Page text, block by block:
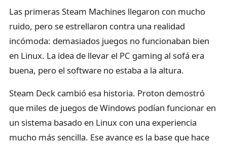
Las primeras Steam Machines llegaron con mucho
ruido, pero se estrellaron contra una realidad
incómoda: demasiados juegos no funcionaban bien
en Linux. La idea de llevar el PC gaming al sofá era
buena, pero el software no estaba a la altura.
Steam Deck cambió esa historia. Proton demostró
que miles de juegos de Windows podían funcionar en
un sistema basado en Linux con una experiencia
mucho más sencilla. Ese avance es la base que hace